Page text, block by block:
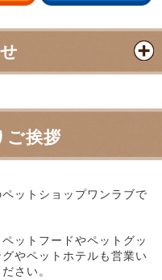
ご挨拶
ットショップワンラブで
ットフードやペットグッ
やペットホテルも営業い
さい。